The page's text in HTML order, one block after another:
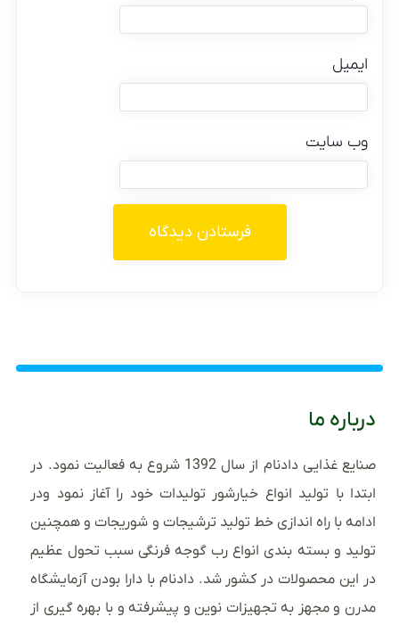
ایمیل
وب‌ سایت
درباره ما
صنایع غذایی دادنام از سال 1392 شروع به فعالیت نمود. در
ابتدا با تولید انواع خیارشور تولیدات خود را آغاز نمود ودر
ادامه با راه اندازی خط تولید ترشیجات و شوریجات و همچنین
تولید و بسته بندی انواع رب گوجه فرنگی سبب تحول عظیم
در این محصولات در کشور شد. دادنام با دارا بودن آزمایشگاه
مدرن و مجهز به تجهیزات نوین و پیشرفته و با بهره گیری از